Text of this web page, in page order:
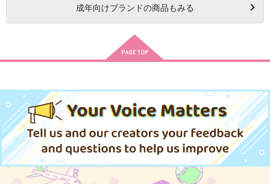
成年向けブランドの商品もみる